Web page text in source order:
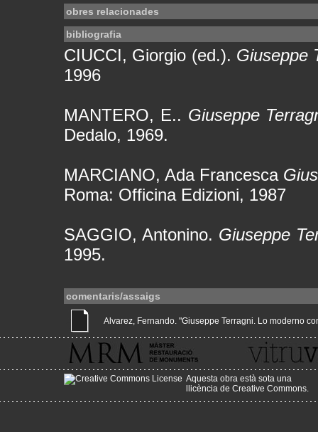
obres relacionades
bibliografia
CIUCCI, Giorgio (ed.). Giuseppe
1996
MANTERO, E.. Giuseppe
Dedalo, 1969.
MARCIANO, Ada Francesca
Roma: Officina Edizioni, 1987
SAGGIO, Antonino. Giuseppe
1995.
comentaris/assaigs
Alvarez, Fernando. "Giuseppe Terragni. Lo moderno
Aquesta obra està sota una
llicència de Creative Commons.